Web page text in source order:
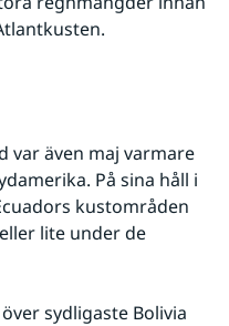
var även maj varmare
På sina håll i
kustområden
lite under de